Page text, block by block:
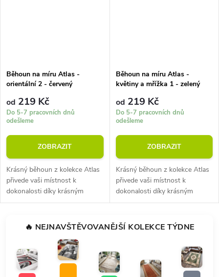
Běhoun na míru Atlas -
orientální 2 - červený
od 219 Kč
Do 5-7 pracovních dnů
odešleme
ZOBRAZIT
Krásný běhoun z kolekce Atlas
přivede vaši místnost k
dokonalosti díky krásným
perským vzorům. Výška vlasu
hmotnosti 1350 g/m2. Vysoká
Běhoun na míru Atlas -
květiny a mřížka 1 - zelený
od 219 Kč
Do 5-7 pracovních dnů
odešleme
ZOBRAZIT
Krásný běhoun z kolekce Atlas
přivede vaši místnost k
dokonalosti díky krásným
perským vzorům. Výška vlasu
hmotnosti 1350 g/m2. Vysoká
🔥 NEJNAVŠTĚVOVANĚJŠÍ KOLEKCE TÝDNE